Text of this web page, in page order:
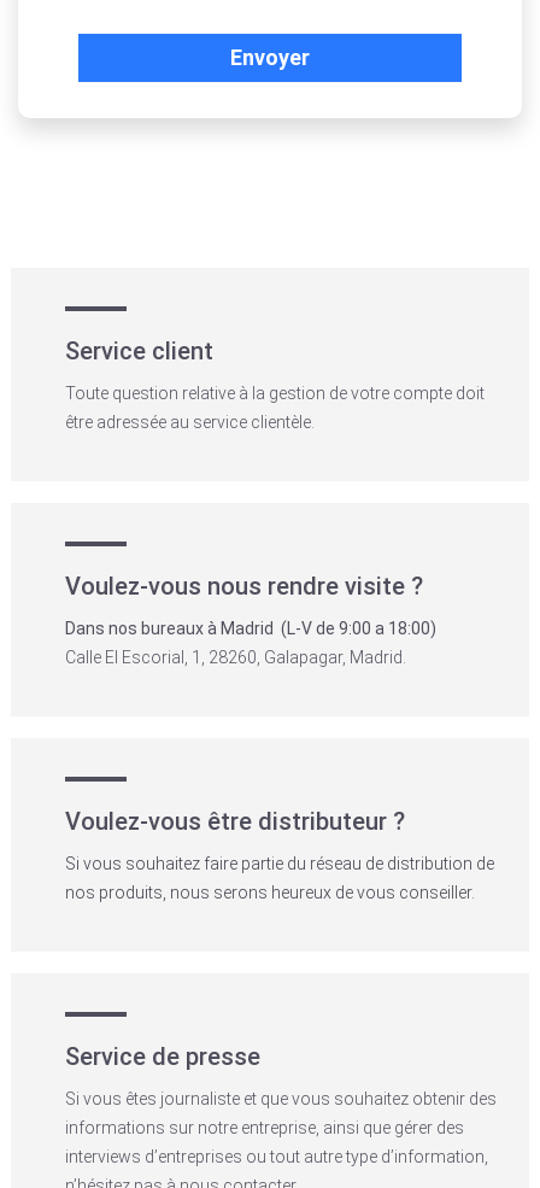
Envoyer
Service client
Toute question relative à la gestion de votre compte doit
être adressée au service clientèle.
Voulez-vous nous rendre visite ?
Dans nos bureaux à Madrid (L-V de 9:00 a 18:00)
Calle El Escorial, 1, 28260, Galapagar, Madrid.
Voulez-vous être distributeur ?
Si vous souhaitez faire partie du réseau de distribution de
nos produits, nous serons heureux de vous conseiller.
Service de presse
Si vous êtes journaliste et que vous souhaitez obtenir des
informations sur notre entreprise, ainsi que gérer des
interviews d’entreprises ou tout autre type d’information,